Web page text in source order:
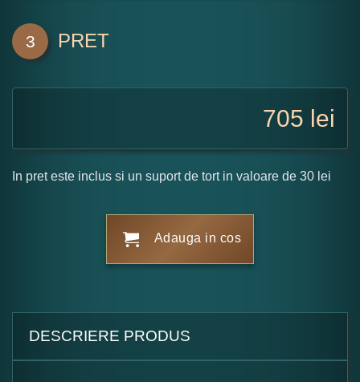
3 PRET
705 lei
In pret este inclus si un suport de tort in valoare de 30 lei
Adauga in cos
DESCRIERE PRODUS